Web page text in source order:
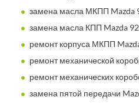
замена масла МКПП Mazda
замена масла КПП Mazda
ремонт корпуса МКПП
ремонт механической
ремонт механических
замена пятой передачи